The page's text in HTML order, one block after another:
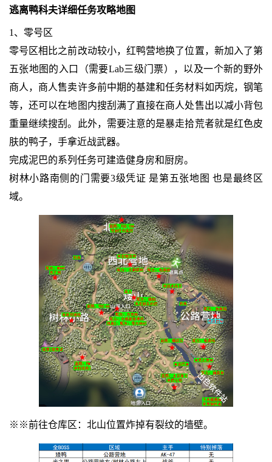
逃离鸭科夫详细任务攻略地图
1、零号区
零号区相比之前改动较小，红鸭营地换了位置，新加入了第
五张地图的入口（需要Lab三级门票），以及一个新的野外
商人，商人售卖许多前中期的基建和任务材料如丙烷，钢笔
等，还可以在地图内搜刮满了直接在商人处售出以减小背包
重量继续搜刮。此外，需要注意的是暴走拾荒者就是红色皮
肤的鸭子，手拿近战武器。
完成泥巴的系列任务可建造健身房和厨房。
树林小路南侧的门需要3级凭证 是第五张地图 也是最终区
域。
※※前往仓库区：北山位置炸掉有裂纹的墙壁。